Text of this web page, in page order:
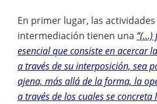
En primer lugar, las
intermediación tienen una “(…)
esencial que consiste en acercar
a través de su interposición, sea
ajena, más allá de la forma, la
a través de los cuales se